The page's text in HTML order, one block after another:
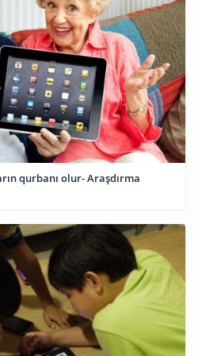
qurbanı olur- Araşdırma